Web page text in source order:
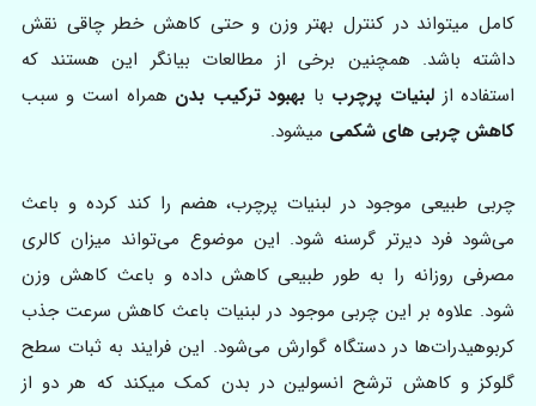
کامل میتواند در کنترل بهتر وزن و حتی کاهش خطر چاقی نقش
داشته باشد. همچنین برخی از مطالعات بیانگر این هستند که
استفاده ازلبنیات پرچرب با بهبود ترکیب بدن همراه است و سبب
کاهش چربی های شکمی میشود.
چربی طبیعی موجود در لبنیات پرچرب، هضم را کند کرده و باعث
می‌شود فرد دیرتر گرسنه شود. این موضوع می‌تواند میزان کالری
مصرفی روزانه را به طور طبیعی کاهش داده و باعث کاهش وزن
شود. علاوه بر این چربی موجود در لبنیات باعث کاهش سرعت جذب
کربوهیدرات‌ها در دستگاه گوارش می‌شود. این فرایند به ثبات سطح
گلوکز و کاهش ترشح انسولین در بدن کمک میکند که هر دو از